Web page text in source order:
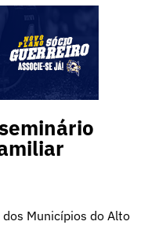
Municípios do Alto